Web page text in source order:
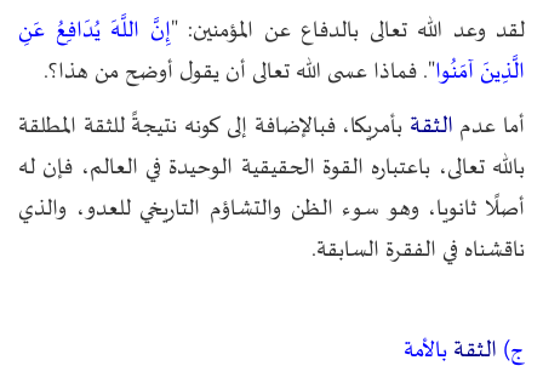
لقد وعد الله تعالى بالدفاع عن المؤمنين: "إِنَّ اللَّهَ يُدَافِعُ عَنِ
الَّذِينَ آمَنُوا". فماذا عسى الله تعالى أن يقول أوضح من هذا؟.
أما عدم الثقة بأمريكا، فبالإضافة إلى كونه نتيجةً للثقة المطلقة
بالله تعالى، باعتباره القوة الحقيقية الوحيدة في العالم، فإن له
أصلًا ثانويا، وهو سوء الظن والتشاؤم التاريخي للعدو، والذي
ناقشناه في الفقرة السابقة.
ج) الثقةبالأمة